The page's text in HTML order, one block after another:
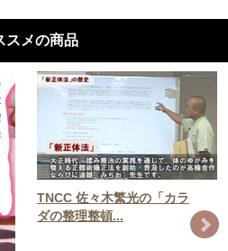
スメの商品
TNCC 佐々木繁光の「カラ
ダの整理整頓...